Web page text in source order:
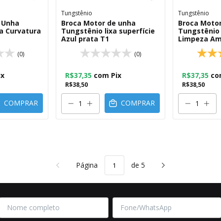
Curvatura
(0)
COMPRAR
Tungstênio
Broca Motor de unha
Tungstênio lixa superfície
Azul prata T1
(0)
R$38,50
R$37,35 com Pix
COMPRAR
Tungstênio
Broca
Limpeza
R$38,50
R$37,35
Página de 5